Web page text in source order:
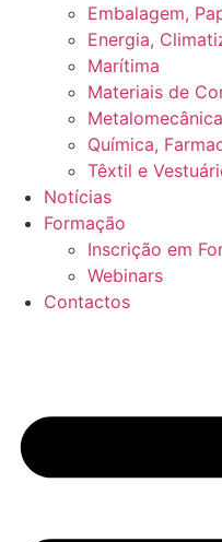
Embalagem,
Energia,
Marítima
Materiais de
Química,
Têxtil e
Notícias
Formação
Inscrição em
Webinars
Contactos